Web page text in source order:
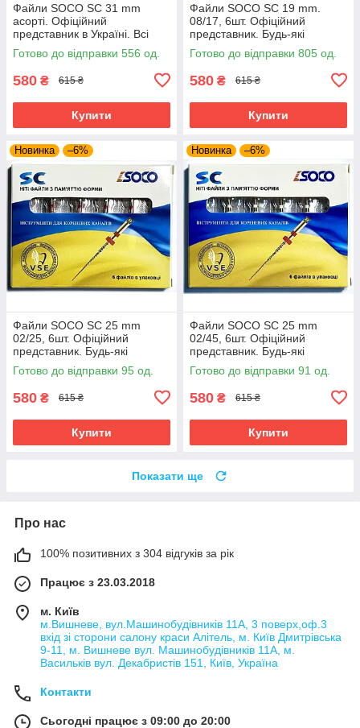
Файли SOCO SC 31 mm
асорті. Офіційний
представник в Україні. Всі
розміри. Профайли соко
Готово до відправки 556 од.
580 ₴ 615 ₴
Купити
Файли SOCO SC 19 mm.
08/17, 6шт. Офіційний
представник. Будь-які
розміри завжди в наявності.
Сертифікат!
Готово до відправки 805 од.
580 ₴ 615 ₴
Купити
Новинка –6%
Файли SOCO SC 25 mm
02/25, 6шт. Офіційний
представник. Будь-які
розміри завжди в наявності.
Оригінал.
Готово до відправки 95 од.
580 ₴ 615 ₴
Купити
Новинка –6%
Файли SOCO SC 25 mm
02/45, 6шт. Офіційний
представник. Будь-які
розміри завжди в наявності.
Оригінал.
Готово до відправки 91 од.
580 ₴ 615 ₴
Купити
Показати ще
Про нас
100% позитивних з 304 відгуків за рік
Працює з 23.03.2018
м. Київ
м.Вишневе, вул.Машинобудівників 11А, 3 поверх,оф.3
вхід зі сторони салону краси Алітель, м. Київ Дмитрівська
9-11, м. Вишневе вул. Машинобудівників 11А, м.
Васильків вул. Декабристів 151, Київ, Україна
Контакти
Сьогодні працює з 09:00 до 20:00